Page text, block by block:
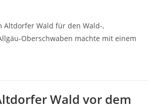
Altdorfer Wald für den Wald-,
Oberschwaben machte mit einem
Wald vor dem